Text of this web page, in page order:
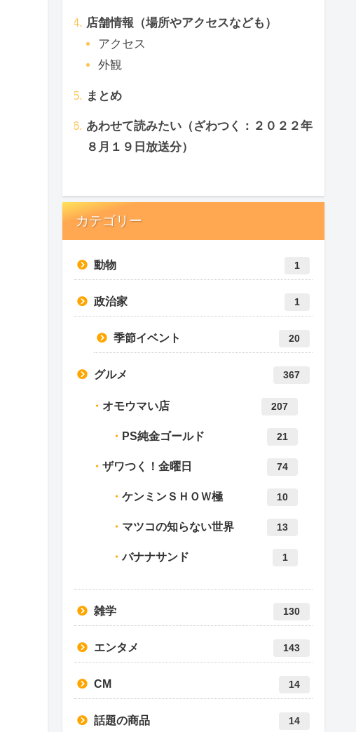
店舗情報（場所やアクセスなども）
アクセス
外観
まとめ
あわせて読みたい（ざわつく：２０２２年
８月１９日放送分）
カテゴリー
動物 1
政治家 1
季節イベント 20
グルメ 367
オモウマい店 207
PS純金ゴールド 21
ザワつく！金曜日 74
ケンミンＳＨＯＷ極 10
マツコの知らない世界 13
バナナサンド 1
雑学 130
エンタメ 143
CM 14
話題の商品 14